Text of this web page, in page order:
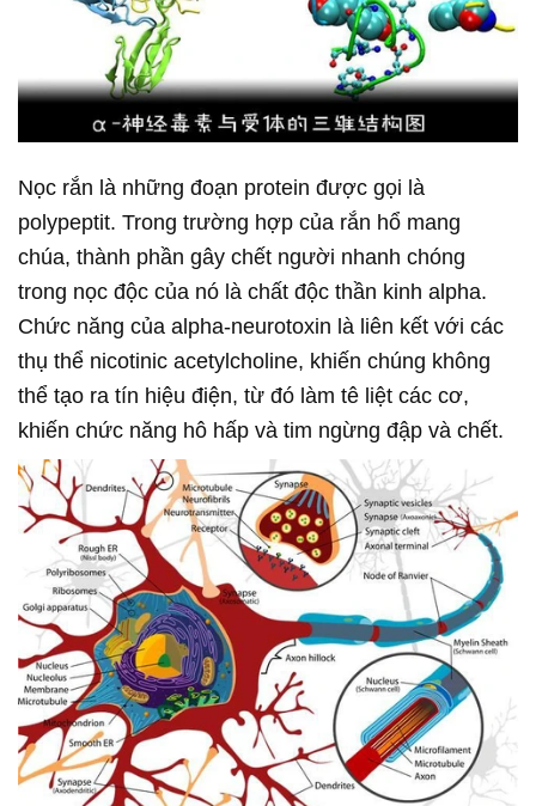
Nọc rắn là những đoạn protein được gọi là
polypeptit. Trong trường hợp của rắn hổ mang
chúa, thành phần gây chết người nhanh chóng
trong nọc độc của nó là chất độc thần kinh alpha.
Chức năng của alpha-neurotoxin là liên kết với các
thụ thể nicotinic acetylcholine, khiến chúng không
thể tạo ra tín hiệu điện, từ đó làm tê liệt các cơ,
khiến chức năng hô hấp và tim ngừng đập và chết.